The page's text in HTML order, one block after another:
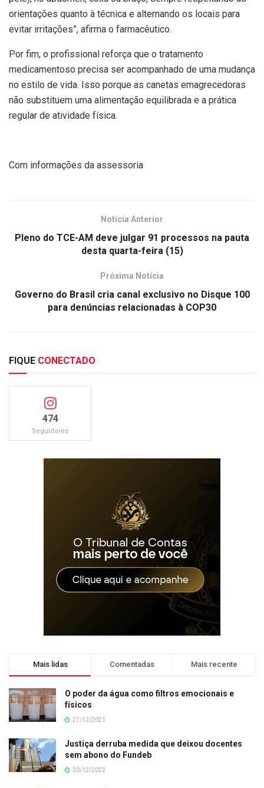
orientações quanto à técnica e alternando os locais para
evitar irritações”, afirma o farmacêutico.
Por fim, o profissional reforça que o tratamento
medicamentoso precisa ser acompanhado de uma mudança
no estilo de vida. Isso porque as canetas emagrecedoras
não substituem uma alimentação equilibrada e a prática
regular de atividade física.
Com informações da assessoria
Notícia Anterior
Pleno do TCE-AM deve julgar 91 processos na pauta
desta quarta-feira (15)
Próxima Notícia
Governo do Brasil cria canal exclusivo no Disque 100
para denúncias relacionadas à COP30
FIQUE CONECTADO
474
Seguidores
Mais lidas Comentadas Mais recente
O poder da água como filtros emocionais e
físicos
27/12/2021
Justiça derruba medida que deixou docentes
sem abono do Fundeb
30/12/2022